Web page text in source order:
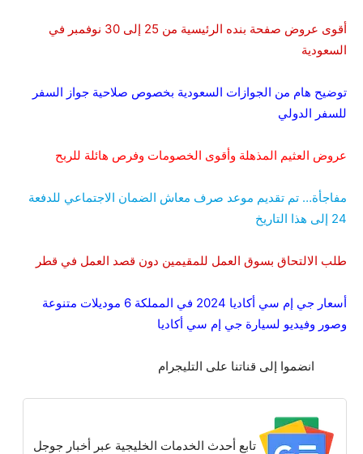
أقوى عروض صفحة بنده الرئيسية من 25 إلى 30 نوفمبر في
السعودية
توضيح هام من الجوازات السعودية بخصوص صلاحية جواز السفر
للسفر الدولي
عروض العثيم المذهلة وأقوى الخصومات وفرص هائلة للربح
مفاجأة… تم تقديم موعد صرف معاش الضمان الاجتماعي للدفعة
24 إلى هذا التاريخ
طلب الالتحاق بسوق العمل للمقيمين دون قصد العمل في قطر
أسعار جي إم سي أكاديا 2024 في المملكة 6 موديلات متنوعة
وصور وفيديو لسيارة جي إم سي أكاديا
انضموا إلى قناتنا على التليجرام
تابع أحدث الخدمات الخليجية عبر أخبار جوجل